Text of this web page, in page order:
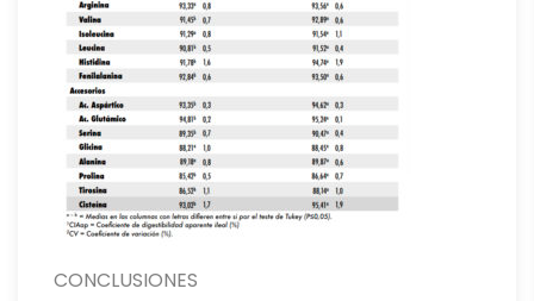
CONCLUSIONES